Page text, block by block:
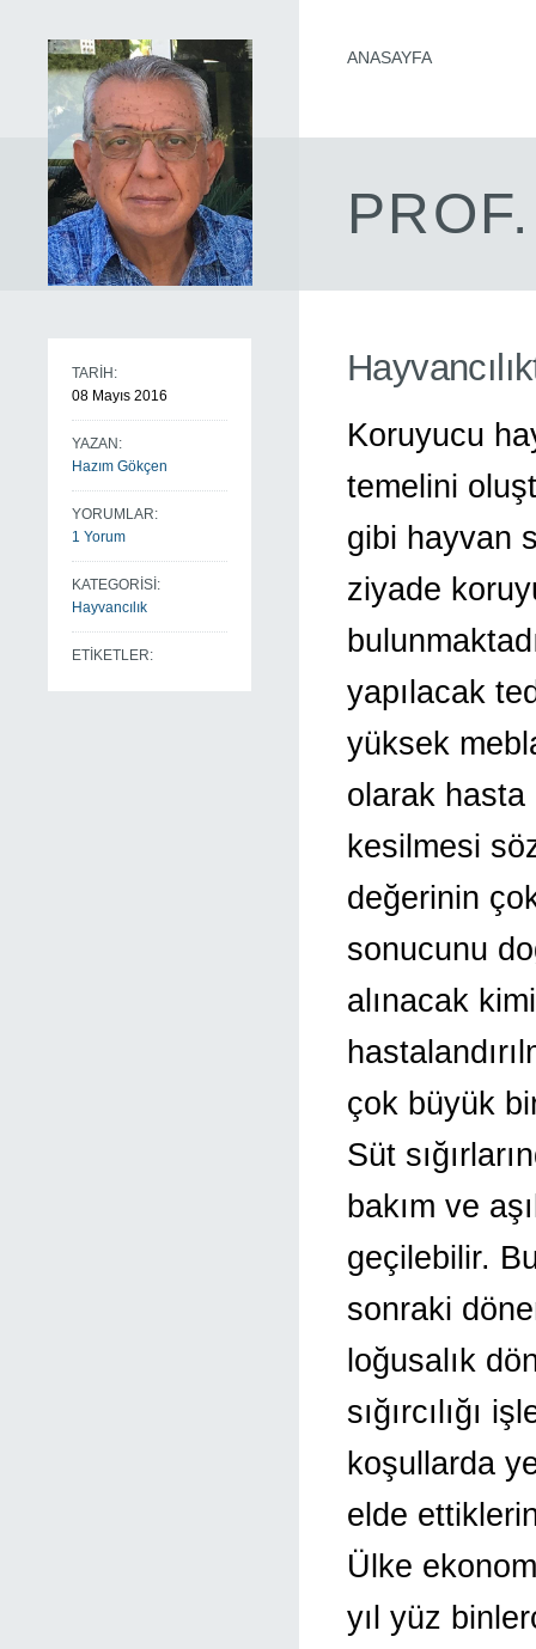
ANASAYFA
TARİH:
08 Mayıs 2016
YAZAN:
Hazım Gökçen
YORUMLAR:
1 Yorum
KATEGORİSİ:
Hayvancılık
ETİKETLER:
Koruyucu
temelini
gibi hayvan
ziyade
yapılacak
yüksek
olarak hasta
kesilmesi
değerinin
sonucunu
alınacak
çok büyük
Süt
bakım ve
geçilebilir.
sonraki
loğusalık
sığırcılığı
koşullarda
elde
Ülke
yıl yüz